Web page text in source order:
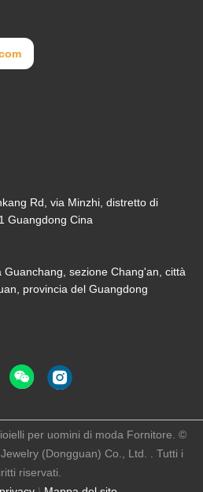
Rd, via Minzhi, distretto di
Guangdong Cina
sezione Chang'an, città
provincia del Guangdong
per uomini di moda Fornitore. ©
(Dongguan) Co., Ltd. . Tutti i
riservati.